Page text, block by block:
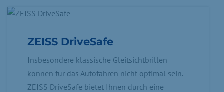
ZEISS DriveSafe
Insbesondere klassische Gleitsichtbrillen
können für das Autofahren nicht optimal sein.
ZEISS DriveSafe bietet Ihnen durch eine